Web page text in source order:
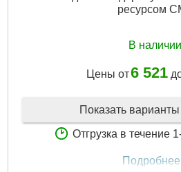
ресурсом
В наличии
Цены от6 521
Показать
Отгрузка в течение